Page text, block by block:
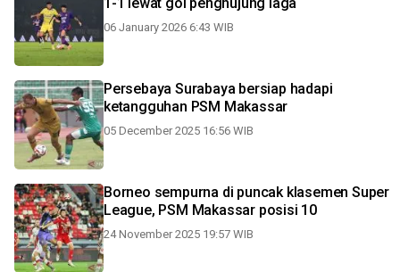
06 January 2026 6:43 WIB
Persebaya Surabaya bersiap hadapi
ketangguhan PSM Makassar
05 December 2025 16:56 WIB
Borneo sempurna di puncak klasemen Super
League, PSM Makassar posisi 10
24 November 2025 19:57 WIB